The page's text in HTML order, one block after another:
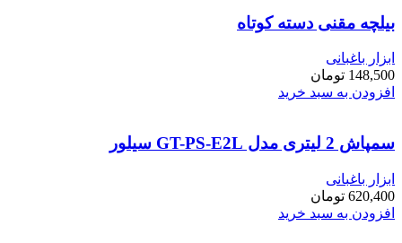
بیلچه مقنی دسته کوتاه
ابزار باغبانی
148,500 تومان
افزودن به سبد خرید
سمپاش 2 لیتری مدل GT-PS-E2L سیلور
ابزار باغبانی
620,400 تومان
افزودن به سبد خرید